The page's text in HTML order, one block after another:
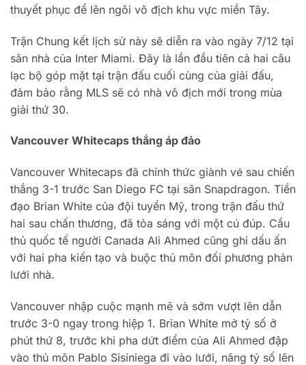
thuyết phục để lên ngôi vô địch khu vực miền Tây.
Trận Chung kết lịch sử này sẽ diễn ra vào ngày 7/12 tại
sân nhà của Inter Miami. Đây là lần đầu tiên cả hai câu
lạc bộ góp mặt tại trận đấu cuối cùng của giải đấu,
đảm bảo rằng MLS sẽ có nhà vô địch mới trong mùa
giải thứ 30.
Vancouver Whitecaps thắng áp đảo
Vancouver Whitecaps đã chính thức giành vé sau chiến
thắng 3-1 trước San Diego FC tại sân Snapdragon. Tiền
đạo Brian White của đội tuyển Mỹ, trong trận đấu thứ
hai sau chấn thương, đã tỏa sáng với một cú đúp. Cầu
thủ quốc tế người Canada Ali Ahmed cũng ghi dấu ấn
với hai pha kiến tạo và buộc thủ môn đối phương phản
lưới nhà.
Vancouver nhập cuộc mạnh mẽ và sớm vượt lên dẫn
trước 3-0 ngay trong hiệp 1. Brian White mở tỷ số ở
phút thứ 8, trước khi pha dứt điểm của Ali Ahmed đập
vào thủ môn Pablo Sisiniega đi vào lưới, nâng tỷ số lên